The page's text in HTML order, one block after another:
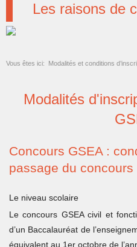
Les raisons de
Vous êtes ici: Modalités et conditions
Modalités
Concours GSEA :
passage du concours
Le niveau scolaire
Le concours GSEA civil et
d’un Baccalauréat de
équivalent au 1er octobre de